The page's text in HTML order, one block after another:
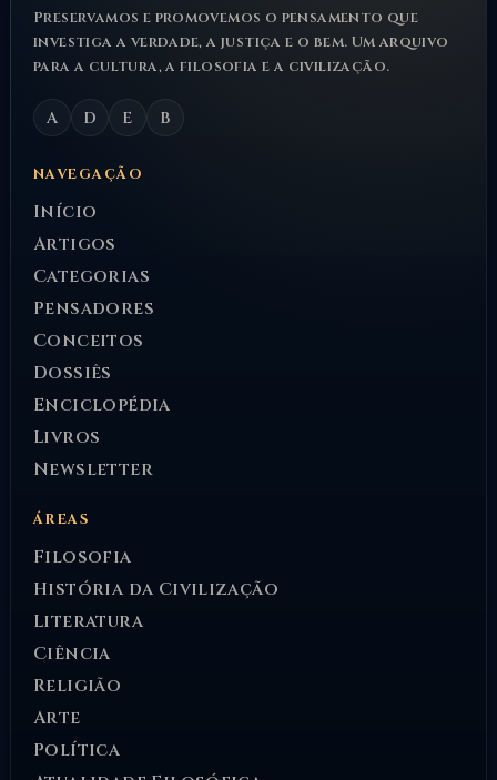
Preservamos e promovemos o pensamento que
investiga a verdade, a justiça e o bem. Um arquivo
para a cultura, a filosofia e a civilização.
A D E B
NAVEGAÇÃO
Início
Artigos
Categorias
Pensadores
Conceitos
Dossiês
Enciclopédia
Livros
Newsletter
ÁREAS
Filosofia
História da Civilização
Literatura
Ciência
Religião
Arte
Política